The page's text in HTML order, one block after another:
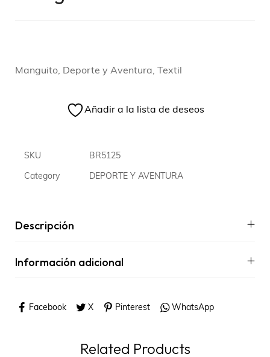
Manguito, Deporte y Aventura, Textil
Añadir a la lista de deseos
SKU BR5125
Category DEPORTE Y AVENTURA
Descripción
Información adicional
Facebook X Pinterest WhatsApp
Related Products